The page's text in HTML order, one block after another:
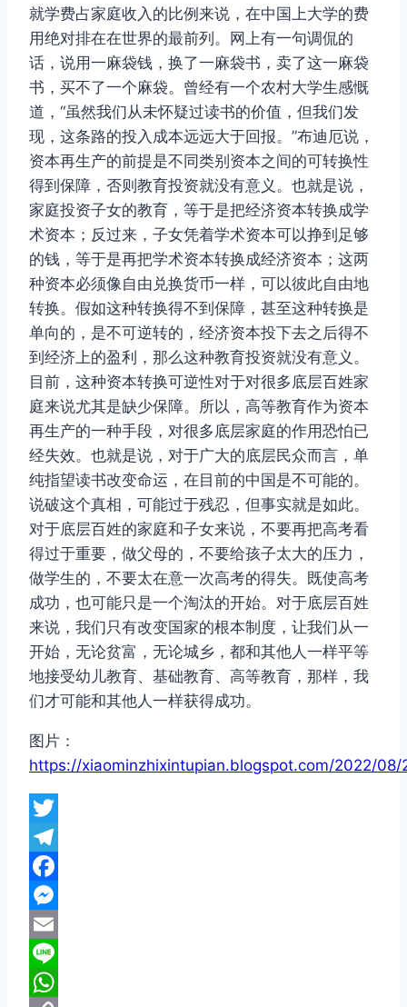
就学费占家庭收入的比例来说，在中国上大学的费
用绝对排在在世界的最前列。网上有一句调侃的
话，说用一麻袋钱，换了一麻袋书，卖了这一麻袋
书，买不了一个麻袋。曾经有一个农村大学生感慨
道，“虽然我们从未怀疑过读书的价值，但我们发
现，这条路的投入成本远远大于回报。”布迪厄说，
资本再生产的前提是不同类别资本之间的可转换性
得到保障，否则教育投资就没有意义。也就是说，
家庭投资子女的教育，等于是把经济资本转换成学
术资本；反过来，子女凭着学术资本可以挣到足够
的钱，等于是再把学术资本转换成经济资本；这两
种资本必须像自由兑换货币一样，可以彼此自由地
转换。假如这种转换得不到保障，甚至这种转换是
单向的，是不可逆转的，经济资本投下去之后得不
到经济上的盈利，那么这种教育投资就没有意义。
目前，这种资本转换可逆性对于对很多底层百姓家
庭来说尤其是缺少保障。所以，高等教育作为资本
再生产的一种手段，对很多底层家庭的作用恐怕已
经失效。也就是说，对于广大的底层民众而言，单
纯指望读书改变命运，在目前的中国是不可能的。
说破这个真相，可能过于残忍，但事实就是如此。
对于底层百姓的家庭和子女来说，不要再把高考看
得过于重要，做父母的，不要给孩子太大的压力，
做学生的，不要太在意一次高考的得失。既使高考
成功，也可能只是一个淘汰的开始。对于底层百姓
来说，我们只有改变国家的根本制度，让我们从一
开始，无论贫富，无论城乡，都和其他人一样平等
地接受幼儿教育、基础教育、高等教育，那样，我
们才可能和其他人一样获得成功。
图片：
https://xiaominzhixintupian.blogspot.com/2022/08/
Twitter
Telegram
Facebook
Messenger
Email
Line